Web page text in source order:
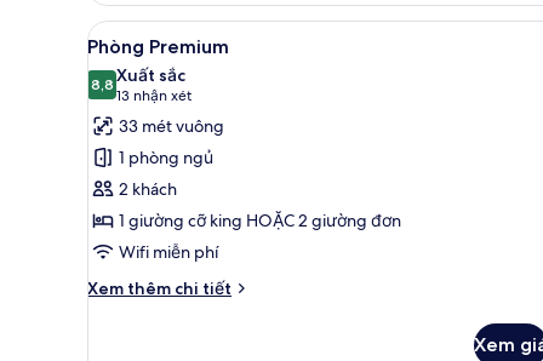
Corner
Suite
Xem
tất
cả
ảnh
Phòng
Premium
Phòng Premium | Minibar,
4
Phòng Premium
8,88,8 trên 10
Xuất sắc
13 nhận xét
(13
nhận
xét)
33 mét vuông
1 phòng ngủ
2 khách
1 giường cỡ king HOẶC 2 giường đơn
Wifi miễn phí
Xem thêm chi tiết
Chi
Xem